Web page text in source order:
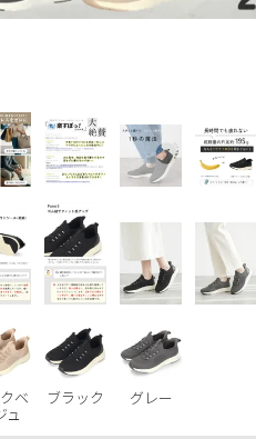
ベ
ュ
ブラック グレー